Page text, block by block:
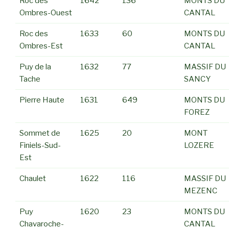
Ombres-Ouest
CANTAL
Roc des
Ombres-Est
1633 60
MONTS DU
CANTAL
Puy de la
Tache
1632 77
MASSIF DU
SANCY
Pierre Haute 1631 649
MONTS DU
FOREZ
Sommet de
Finiels-Sud-
Est
1625 20
MONT
LOZERE
Chaulet 1622 116
MASSIF DU
MEZENC
Puy
Chavaroche-
1620 23
MONTS DU
CANTAL